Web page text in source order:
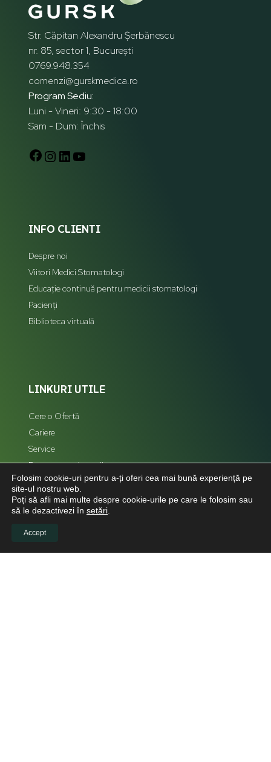
Str. Căpitan Alexandru Șerbănescu
nr. 85, sector 1, București
0769.948.354
comenzi@gurskmedica.ro
Program Sediu:
Luni - Vineri: 9:30 - 18:00
Sam - Dum: Închis
INFO CLIENTI
Despre noi
Viitori Medici Stomatologi
Educație continuă pentru medicii stomatologi
Pacienți
Biblioteca virtuală
LINKURI UTILE
Cere o Ofertă
Cariere
Service
Reprezentanți zonali
Hartă Site
LEGAL
Folosim cookie-uri pentru a-ți oferi cea mai bună experiență pe
site-ul nostru web.
Poți să afli mai multe despre cookie-urile pe care le folosim sau
să le dezactivezi în setări
Accept